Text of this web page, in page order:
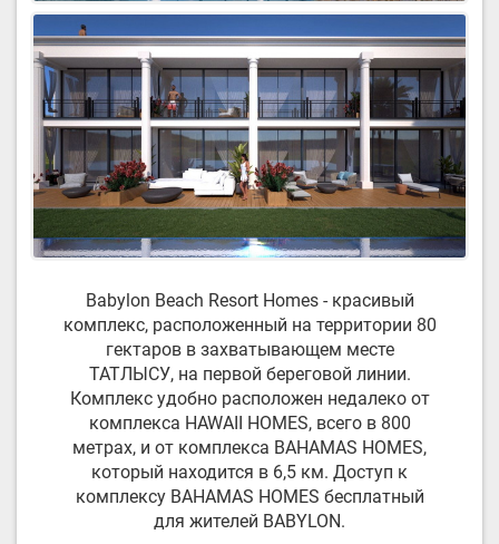
Babylon Beach Resort Homes - красивый
комплекс, расположенный на территории 80
гектаров в захватывающем месте
ТАТЛЫСУ, на первой береговой линии.
Комплекс удобно расположен недалеко от
комплекса HAWAII HOMES, всего в 800
метрах, и от комплекса BAHAMAS HOMES,
который находится в 6,5 км. Доступ к
комплексу BAHAMAS HOMES бесплатный
для жителей BABYLON.